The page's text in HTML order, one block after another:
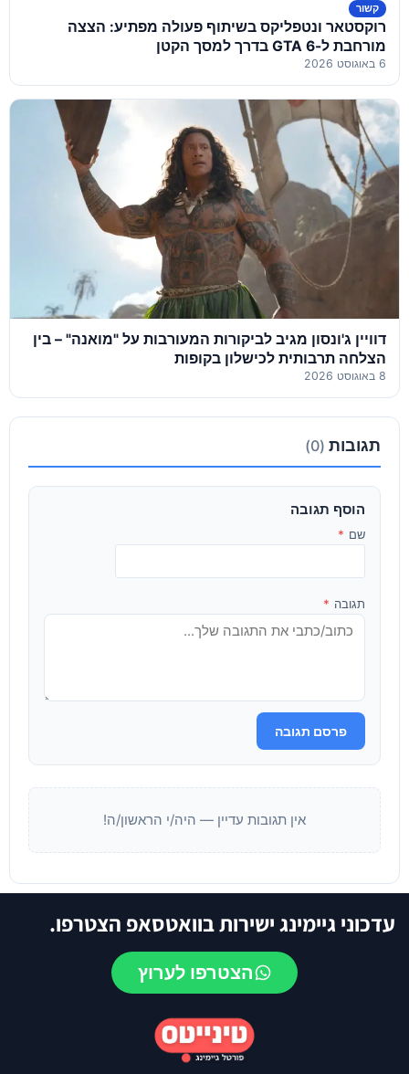
קשור
רוקסטאר ונטפליקס בשיתוף פעולה מפתיע: הצצה
מורחבת ל-GTA 6 בדרך למסך הקטן
6 באוגוסט 2026
דוויין ג'ונסון מגיב לביקורות המעורבות על "מואנה" – בין
הצלחה תרבותית לכישלון בקופות
8 באוגוסט 2026
תגובות (0)
הוסף תגובה
שם *
תגובה *
פרסם תגובה
אין תגובות עדיין — היה/י הראשון/ה!
עדכוני גיימינג ישירות בוואטסאפ הצטרפו.
הצטרפו לערוץ